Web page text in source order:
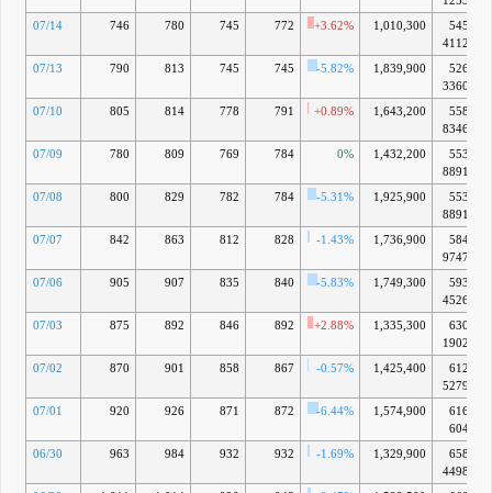
07/14
746 780 745 772 +3.62% 1,010,300
545億
4112万
07/13
790 813 745 745 -5.82% 1,839,900
526億
3360万
07/10
805 814 778 791 +0.89% 1,643,200
558億
8346万
07/09
780 809 769 784 0% 1,432,200
553億
8891万
07/08
800 829 782 784 -5.31% 1,925,900
553億
8891万
07/07
842 863 812 828 -1.43% 1,736,900
584億
9747万
07/06
905 907 835 840 -5.83% 1,749,300
593億
4526万
07/03
875 892 846 892 +2.88% 1,335,300
630億
1902万
07/02
870 901 858 867 -0.57% 1,425,400
612億
5279万
07/01
920 926 871 872 -6.44% 1,574,900
616億
604万
06/30
963 984 932 932 -1.69% 1,329,900
658億
4498万